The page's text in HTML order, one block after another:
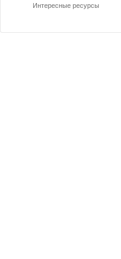
Интересные ресурсы